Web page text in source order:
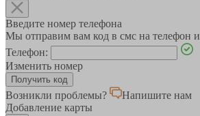
Введите номер телефона
Мы отправим вам код в смс на телефон
Телефон:
Изменить номер
Возникли проблемы?
Напишите нам
Добавление карты